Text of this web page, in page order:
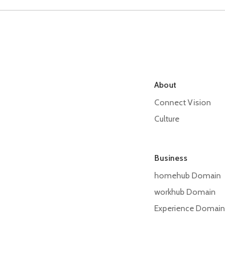
About
Connect Vision
Culture
Business
homehub Domain
workhub Domain
Experience Domain